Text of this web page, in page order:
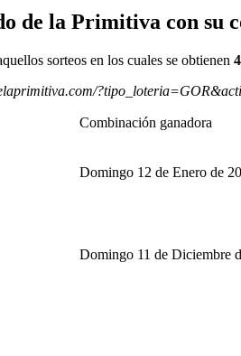
de la Primitiva con su
sorteos en los cuales se obtienen 4
Combinación ganadora
Domingo 12 de Enero de
Domingo 11 de Diciembre